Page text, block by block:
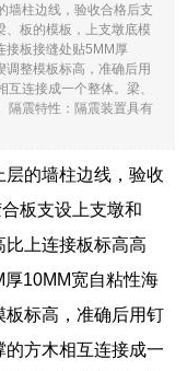
墙柱边线，验收合格后支
、板的模板，上支墩底模
接板接缝处贴5MM厚
调整模板标高，准确后用
连接成一个整体。梁、
隔震特性：隔震装置具有
层的墙柱边线，验收
板支设上支墩和
上连接板标高高
10MM宽自粘性海
板标高，准确后用钉
方木相互连接成一